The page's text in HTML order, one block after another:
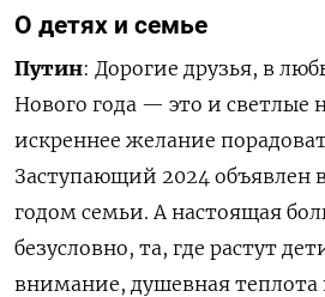
О детях и семье
Путин: Дорогие друзья, в
Нового года — это и светлые
искреннее желание
Заступающий 2024 объявлен
годом семьи. А настоящая
безусловно, та, где растут
внимание, душевная теплота